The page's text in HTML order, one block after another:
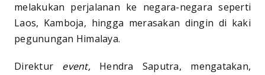
melakukan perjalanan ke negara-negara seperti
Laos, Kamboja, hingga merasakan dingin di kaki
pegunungan Himalaya.
Direktur event,Hendra Saputra, mengatakan,